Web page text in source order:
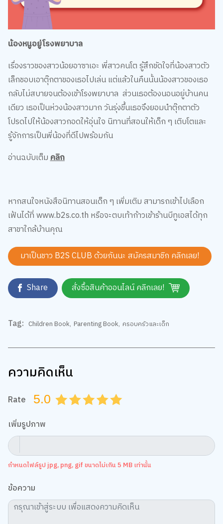
น้องหนูอยู่โรงพยาบาล
เรื่องราวของสาวน้อยอาซาเอะ พี่สาวคนโต รู้สึกขัดใจที่น้องสาวตัว
เล็กชอบเอาตุ๊กตาของเธอไปเล่น แต่แล้วในคืนนั้นน้องสาวของเธอ
กลับไม่สบายจนต้องเข้าโรงพยาบาล ส่วนเธอต้องนอนอยู่บ้านคน
เดียว เธอเป็นห่วงน้องสาวมาก วันรุ่งขึ้นเธอจึงยอมนำตุ๊กตาตัว
โปรดไปให้น้องสาวกอดให้อุ่นใจ นิทานที่สอนให้เด็ก ๆ เติบโตและ
รู้จักการเป็นพี่น้องที่ดีไปพร้อมกัน
อ่านฉบับเต็มคลิก
เฟ้นได้ที่ www.b2s.co.th หรือจะตบเท้าก้าวเข้าร้านบีทูเอสได้ทุก
สาขาใกล้บ้านคุณ
มาเป็นชาว B2S CLUB ด้วยกันนะ สมัครสมาชิก
Share สั่งซื้อสินค้าออนไลน์ คลิกเลย!
ความคิดเห็น
5.0
เพิ่มรูปภาพ
กำหนดไฟล์รูป jpg, png, gif ขนาดไม่เกิน 5 MB เท่านั้น
ข้อความ